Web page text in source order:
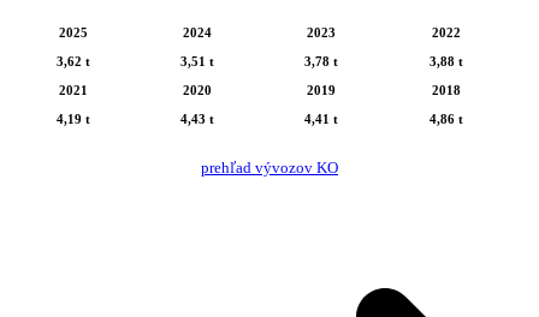
2025 2024 2023
2022
3,62 t
3,51 t 3,78 t
3,88 t
2021
2020 2019
2018
4,19 t
4,43 t 4,41 t 4,86 t
prehľad vývozov KO